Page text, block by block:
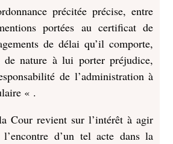
précitée précise, entre
portées au certificat de
de délai qu’il comporte,
de nature à lui porter préjudice,
de l’administration à
« .
Cour revient sur l’intérêt à agir
d’un tel acte dans la